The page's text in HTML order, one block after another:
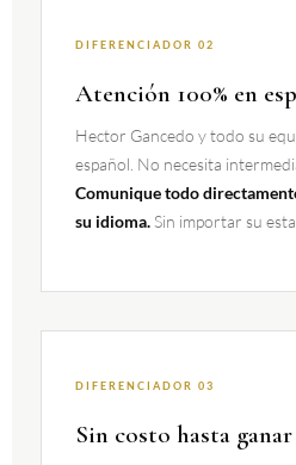
DIFERENCIADOR 02
Atención 100% en
Hector Gancedo y todo su
español. No necesita
Comunique todo
su idioma.Sin importar su
DIFERENCIADOR 03
Sin costo hasta ganar